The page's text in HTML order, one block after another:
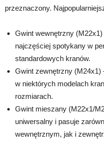
przeznaczony.
Gwint wewnętrzny
najczęściej spotykany w
standardowych kranów.
Gwint zewnętrzny (M24x1)
w niektórych modelach
rozmiarach.
Gwint mieszany (M22x1/
uniwersalny i pasuje
wewnętrznym, jak i